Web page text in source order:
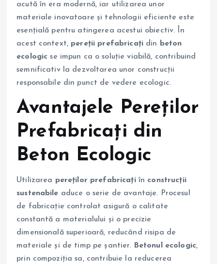
acută în era modernă, iar utilizarea unor
materiale inovatoare și tehnologii eficiente este
esențială pentru atingerea acestui obiectiv. În
acest context, pereții prefabricați din beton
ecologic se impun ca o soluție viabilă, contribuind
semnificativ la dezvoltarea unor construcții
responsabile din punct de vedere ecologic.
Avantajele Pereților
Prefabricați din
Beton Ecologic
Utilizarea pereților prefabricațiîn construcții
sustenabile aduce o serie de avantaje. Procesul
de fabricație controlat asigură o calitate
constantă a materialului și o precizie
dimensională superioară, reducând risipa de
materiale și de timp pe șantier.
Betonul ecologic,
prin compoziția sa, contribuie la reducerea